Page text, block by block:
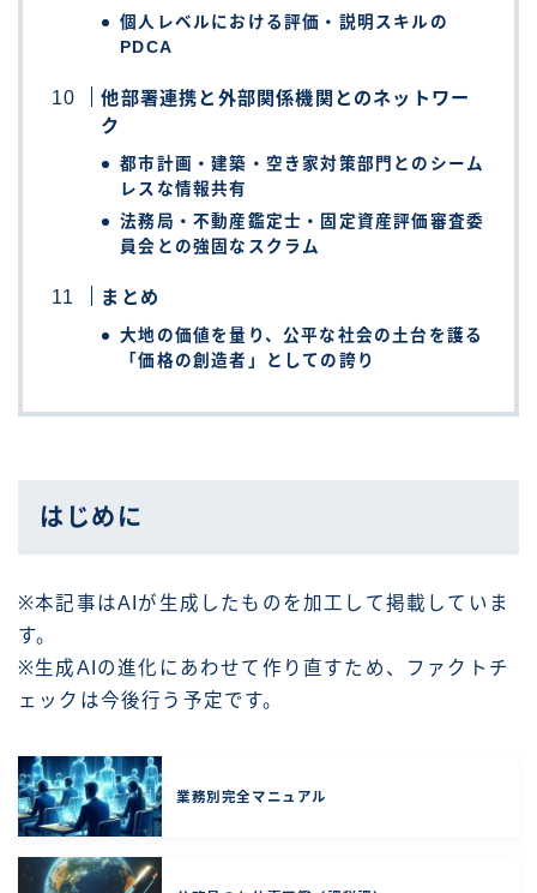
個人レベルにおける評価・説明スキルの
PDCA
他部署連携と外部関係機関とのネットワー
ク
都市計画・建築・空き家対策部門とのシーム
レスな情報共有
法務局・不動産鑑定士・固定資産評価審査委
員会との強固なスクラム
まとめ
大地の価値を量り、公平な社会の土台を護る
「価格の創造者」としての誇り
はじめに
※本記事はAIが生成したものを加工して掲載していま
す。
※生成AIの進化にあわせて作り直すため、ファクトチ
ェックは今後行う予定です。
業務別完全マニュアル